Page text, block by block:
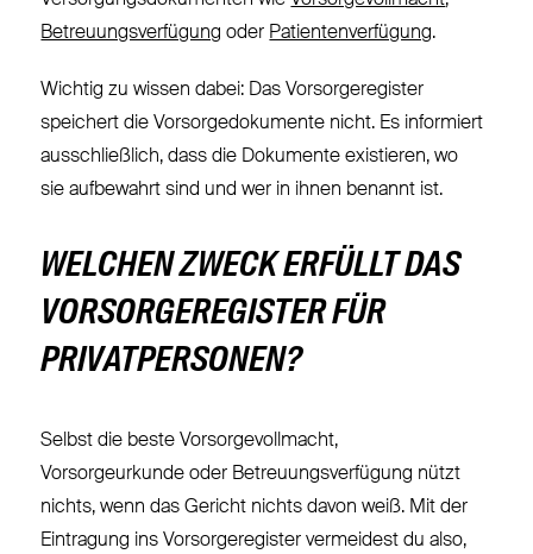
Betreuungsverfügung oder Patientenverfügung.
Wichtig zu wissen dabei: Das Vorsorgeregister
speichert die Vorsorgedokumente nicht. Es informiert
ausschließlich, dass die Dokumente existieren, wo
sie aufbewahrt sind und wer in ihnen benannt ist.
WELCHEN ZWECK ERFÜLLT DAS
VORSORGEREGISTER FÜR
PRIVATPERSONEN?
Selbst die beste Vorsorgevollmacht,
Vorsorgeurkunde oder Betreuungsverfügung nützt
nichts, wenn das Gericht nichts davon weiß. Mit der
Eintragung ins Vorsorgeregister vermeidest du also,